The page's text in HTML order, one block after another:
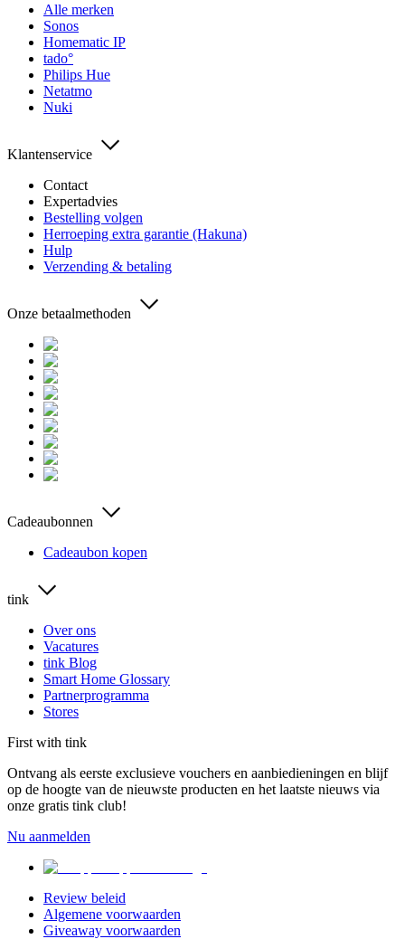
Alle merken
Sonos
Homematic IP
tado°
Philips Hue
Netatmo
Nuki
Klantenservice
Contact
Expertadvies
Bestelling volgen
Herroeping extra garantie (Hakuna)
Hulp
Verzending & betaling
Onze betaalmethoden
Cadeaubonnen
Cadeaubon kopen
tink
Over ons
Vacatures
tink Blog
Smart Home Glossary
Partnerprogramma
Stores
First with tink
Ontvang als eerste exclusieve vouchers en aanbiedieningen en blijf
op de hoogte van de nieuwste producten en het laatste nieuws via
onze gratis tink club!
Nu aanmelden
Review beleid
Algemene voorwaarden
Giveaway voorwaarden